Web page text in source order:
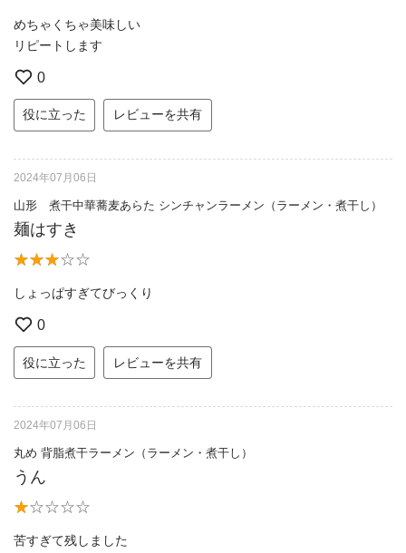
めちゃくちゃ美味しい
リピートします
0
役に立った レビューを共有
2024年07月06日
山形 煮干中華蕎麦あらた シンチャンラーメン（ラーメン・煮干し）
麺はすき
しょっぱすぎてびっくり
0
役に立った レビューを共有
2024年07月06日
丸め 背脂煮干ラーメン（ラーメン・煮干し）
うん
苦すぎて残しました